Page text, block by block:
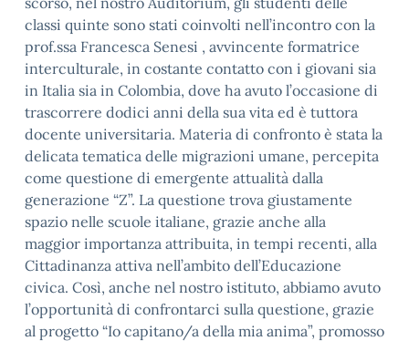
classi quinte sono stati coinvolti nell’incontro con la
prof.ssa Francesca Senesi , avvincente formatrice
interculturale, in costante contatto con i giovani sia
in Italia sia in Colombia, dove ha avuto l’occasione di
trascorrere dodici anni della sua vita ed è tuttora
docente universitaria. Materia di confronto è stata la
delicata tematica delle migrazioni umane, percepita
come questione di emergente attualità dalla
generazione “Z”. La questione trova giustamente
spazio nelle scuole italiane, grazie anche alla
maggior importanza attribuita, in tempi recenti, alla
Cittadinanza attiva nell’ambito dell’Educazione
civica. Così, anche nel nostro istituto, abbiamo avuto
l’opportunità di confrontarci sulla questione, grazie
al progetto “Io capitano/a della mia anima”, promosso